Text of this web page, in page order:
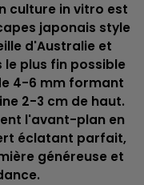
culture in vitro est
japonais style
d'Australie et
le plus fin possible
4-6 mm formant
2-3 cm de haut.
l'avant-plan en
éclatant parfait,
généreuse et